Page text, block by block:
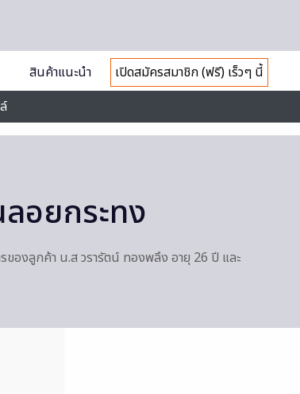
สินค้าแนะนำ
เปิดสมัครสมาชิก (ฟรี) เร็วๆ นี้
อยกระทง
ของลูกค้า น.ส วรารัตน์ ทองพลึง อายุ 26 ปี และ